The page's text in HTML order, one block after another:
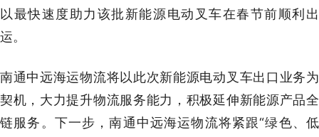
以最快速度助力该批新能源电动叉车在春节前顺利出
运。
南通中远海运物流将以此次新能源电动叉车出口业务为
契机，大力提升物流服务能力，积极延伸新能源产品全
链服务。下一步，南通中远海运物流将紧跟“绿色、低